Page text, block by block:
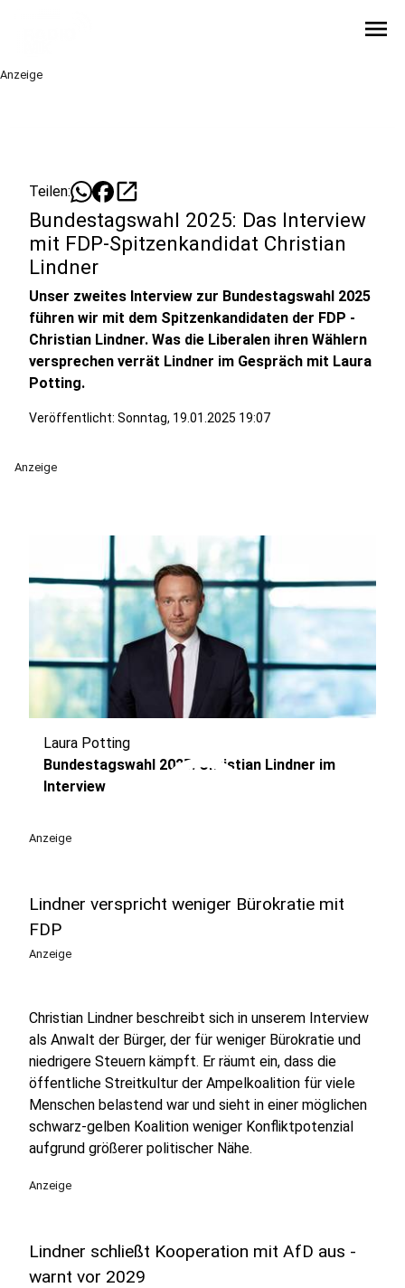
menu
Anzeige
Teilen: open_in_new
Bundestagswahl 2025: Das Interview
mit FDP-Spitzenkandidat Christian
Lindner
Unser zweites Interview zur Bundestagswahl 2025
führen wir mit dem Spitzenkandidaten der FDP -
Christian Lindner. Was die Liberalen ihren Wählern
versprechen verrät Lindner im Gespräch mit Laura
Potting.
Veröffentlicht: Sonntag, 19.01.2025 19:07
Anzeige
play_circle
Laura Potting
Bundestagswahl 2025: Christian Lindner im
Interview
Anzeige
Lindner verspricht weniger Bürokratie mit
FDP
Anzeige
Christian Lindner beschreibt sich in unserem Interview
als Anwalt der Bürger, der für weniger Bürokratie und
niedrigere Steuern kämpft. Er räumt ein, dass die
öffentliche Streitkultur der Ampelkoalition für viele
Menschen belastend war und sieht in einer möglichen
schwarz-gelben Koalition weniger Konfliktpotenzial
aufgrund größerer politischer Nähe.
Anzeige
Lindner schließt Kooperation mit AfD aus -
warnt vor 2029